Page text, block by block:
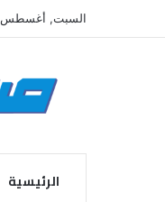
السبت, أغسطس 8 2026
الرئيسية